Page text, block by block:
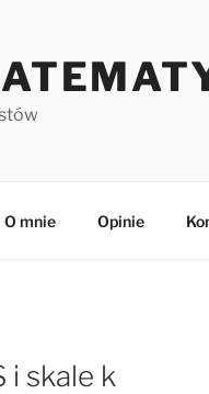
O mnie Opinie
i skale k